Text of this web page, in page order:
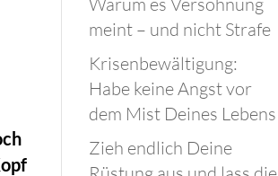
meint – und nicht Strafe
Krisenbewältigung:
Habe keine Angst vor
dem Mist Deines Lebens
Zieh endlich Deine